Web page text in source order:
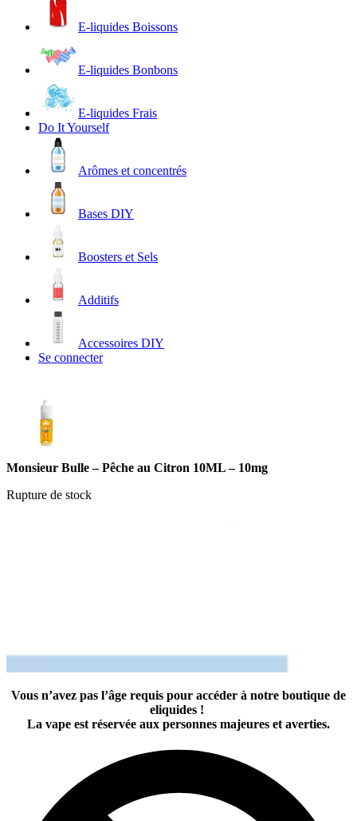
E-liquides Boissons
E-liquides Bonbons
E-liquides Frais
Do It Yourself
Arômes et concentrés
Bases DIY
Boosters et Sels
Additifs
Accessoires DIY
Se connecter
Monsieur Bulle – Pêche au Citron 10ML – 10mg
Rupture de stock
Vous n’avez pas l’âge requis pour accéder à notre boutique de
eliquides !
La vape est réservée aux personnes majeures et averties.